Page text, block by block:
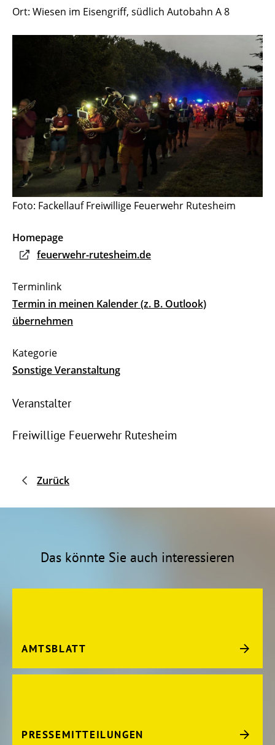
Ort: Wiesen im Eisengriff, südlich Autobahn A 8
Foto: Fackellauf Freiwillige Feuerwehr Rutesheim
Homepage
feuerwehr-rutesheim.de
Termin in meinen Kalender (z. B. Outlook)
übernehmen
Sonstige Veranstaltung
Veranstalter
Freiwillige Feuerwehr Rutesheim
Zurück
Das könnte Sie auch interessieren
AMTSBLATT
PRESSEMITTEILUNGEN